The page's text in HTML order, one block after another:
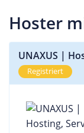
Hoster
UNAXUS |
Registriert